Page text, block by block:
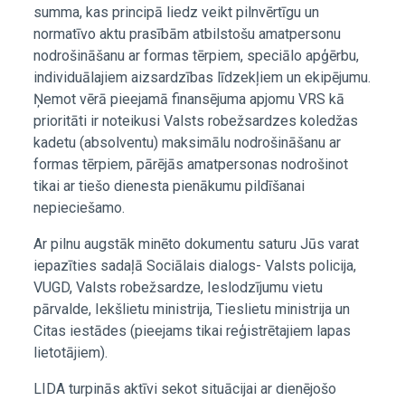
summa, kas principā liedz veikt pilnvērtīgu un
normatīvo aktu prasībām atbilstošu amatpersonu
nodrošināšanu ar formas tērpiem, speciālo apģērbu,
individuālajiem aizsardzības līdzekļiem un ekipējumu.
Ņemot vērā pieejamā finansējuma apjomu VRS kā
prioritāti ir noteikusi Valsts robežsardzes koledžas
kadetu (absolventu) maksimālu nodrošināšanu ar
formas tērpiem, pārējās amatpersonas nodrošinot
tikai ar tiešo dienesta pienākumu pildīšanai
nepieciešamo.
Ar pilnu augstāk minēto dokumentu saturu Jūs varat
iepazīties sadaļā Sociālais dialogs- Valsts policija,
VUGD, Valsts robežsardze, Ieslodzījumu vietu
pārvalde, Iekšlietu ministrija, Tieslietu ministrija un
Citas iestādes (pieejams tikai reģistrētajiem lapas
lietotājiem).
LIDA turpinās aktīvi sekot situācijai ar dienējošo